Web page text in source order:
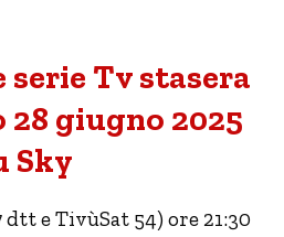
serie Tv stasera
28 giugno 2025
Sky
dtt e TivùSat 54) ore 21:30